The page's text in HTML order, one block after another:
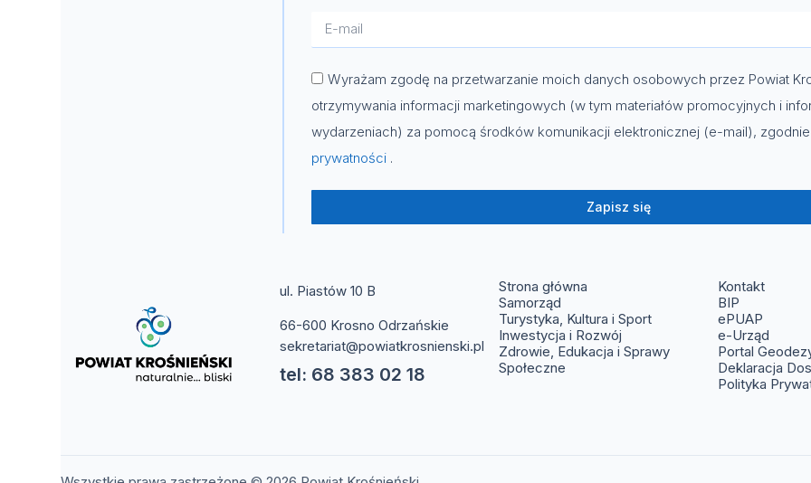
Wyrażam zgodę na przetwarzanie moich danych osobowych przez Powiat
otrzymywania informacji marketingowych (w tym materiałów promocyjnych i
wydarzeniach) za pomocą środków komunikacji elektronicznej (e-mail),
prywatności .
Zapisz się
ul. Piastów 10 B
66-600 Krosno Odrzańskie
sekretariat@powiatkrosnienski.pl
tel: 68 383 02 18
Strona główna
Samorząd
Turystyka, Kultura i Sport
Inwestycja i Rozwój
Zdrowie, Edukacja i Sprawy
Społeczne
Kontakt
BIP(otwiera
ePUAP
e-Urząd
Portal
Deklaracja
Polityka